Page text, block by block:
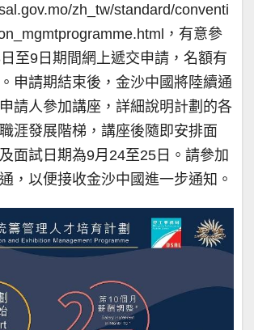
zh_tw/standard/conventi
，有意參
至9日期間網上遞交申請，名額有
申請期結束後，金沙中國將陸續通
請人參加講座，詳細說明計劃的各
涯發展階梯，講座後隨即安排面
面試日期為9月24至25日。請參加
，以便接收金沙中國進一步通知。